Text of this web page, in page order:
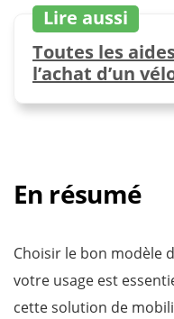
Lire aussi
Toutes les
l’achat d’un
En résumé
Choisir le bon modèle
votre usage est
cette solution de